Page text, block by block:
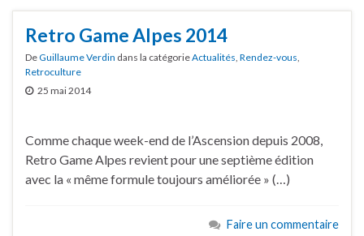
Retro Game Alpes 2014
DeGuillaume Verdin dans la catégorieActualités Rendez-vous
Retroculture
25 mai 2014
Comme chaque week-end de l’Ascension depuis 2008,
Retro Game Alpes revient pour une septième édition
avec la « même formule toujours améliorée » (…)
Faire un commentaire